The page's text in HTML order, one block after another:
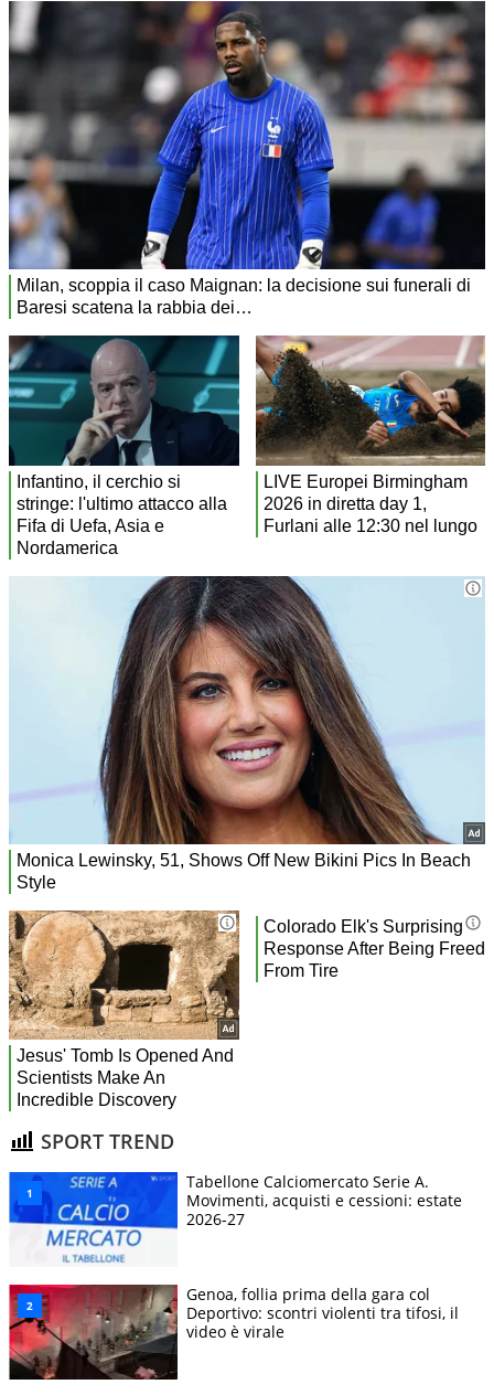
SPORT TREND
Tabellone Calciomercato Serie A.
Movimenti, acquisti e cessioni: estate
2026-27
Genoa, follia prima della gara col
Deportivo: scontri violenti tra tifosi, il
video è virale